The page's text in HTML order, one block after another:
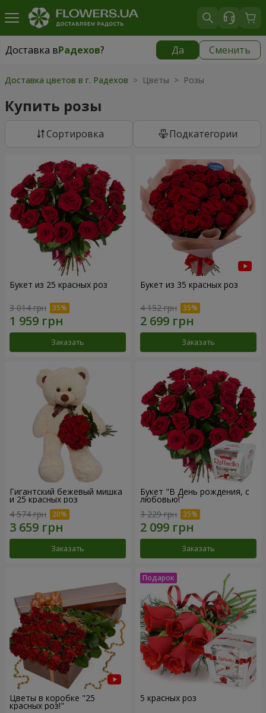
Доставка вРадехов? Да Сменить
Доставка вРадехов|
Доставка цветов в г. Радехов > Цветы > Розы
Купить розы
Cортировка Подкатегории
Букет из 25 красных роз
3 014 грн
Заказать
Букет из 35 красных роз
4 152 грн
Заказать
Гигантский бежевый мишка
и 25 красных роз
4 574 грн
Заказать
Букет "В День рождения, с
любовью!"
3 229 грн
Заказать
Цветы в коробке "25
красных роз!"
5 красных роз